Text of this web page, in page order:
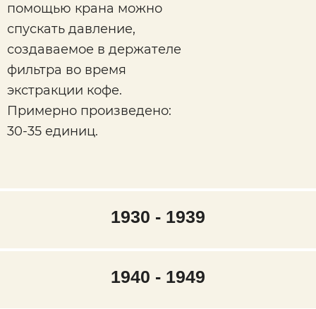
помощью крана можно
спускать давление,
создаваемое в держателе
фильтра во время
экстракции кофе.
Примерно произведено:
30-35 единиц.
1930 - 1939
1940 - 1949